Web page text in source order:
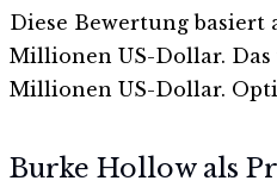
Diese Bewertung
Millionen US-Dollar. Das
Millionen US-Dollar.
Burke Hollow als